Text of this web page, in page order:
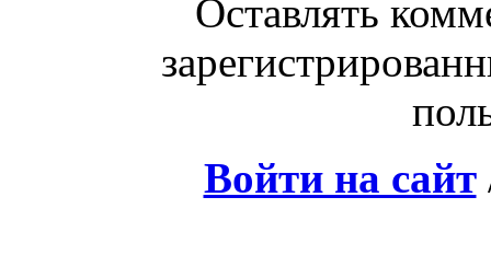
Оставлять
Войти на сайт